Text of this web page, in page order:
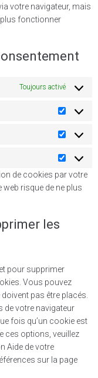
votre navigateur, mais
plus fonctionner
Toujours activé
de cookies par votre
web risque de ne plus
les
pour supprimer
Vous pouvez
pas être placés.
de votre navigateur
fois qu’un cookie est
ces options, veuillez
Aide de votre
sur la page